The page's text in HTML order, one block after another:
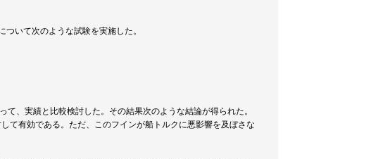
いて次のような試験を実施した。
、実績と比較検討した。その結果次のような結論が得られた。
て有効である。ただ、このフインが船トルクに悪影響を及ぼさな